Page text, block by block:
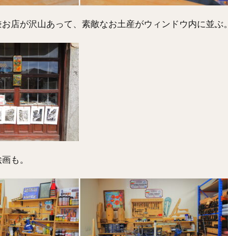
店が沢山あって、素敵なお土産がウィンドウ内に並ぶ。
も。